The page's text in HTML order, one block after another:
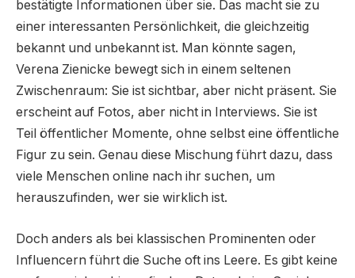
bestätigte Informationen über sie. Das macht sie zu
einer interessanten Persönlichkeit, die gleichzeitig
bekannt und unbekannt ist. Man könnte sagen,
Verena Zienicke bewegt sich in einem seltenen
Zwischenraum: Sie ist sichtbar, aber nicht präsent. Sie
erscheint auf Fotos, aber nicht in Interviews. Sie ist
Teil öffentlicher Momente, ohne selbst eine öffentliche
Figur zu sein. Genau diese Mischung führt dazu, dass
viele Menschen online nach ihr suchen, um
herauszufinden, wer sie wirklich ist.
Doch anders als bei klassischen Prominenten oder
Influencern führt die Suche oft ins Leere. Es gibt keine